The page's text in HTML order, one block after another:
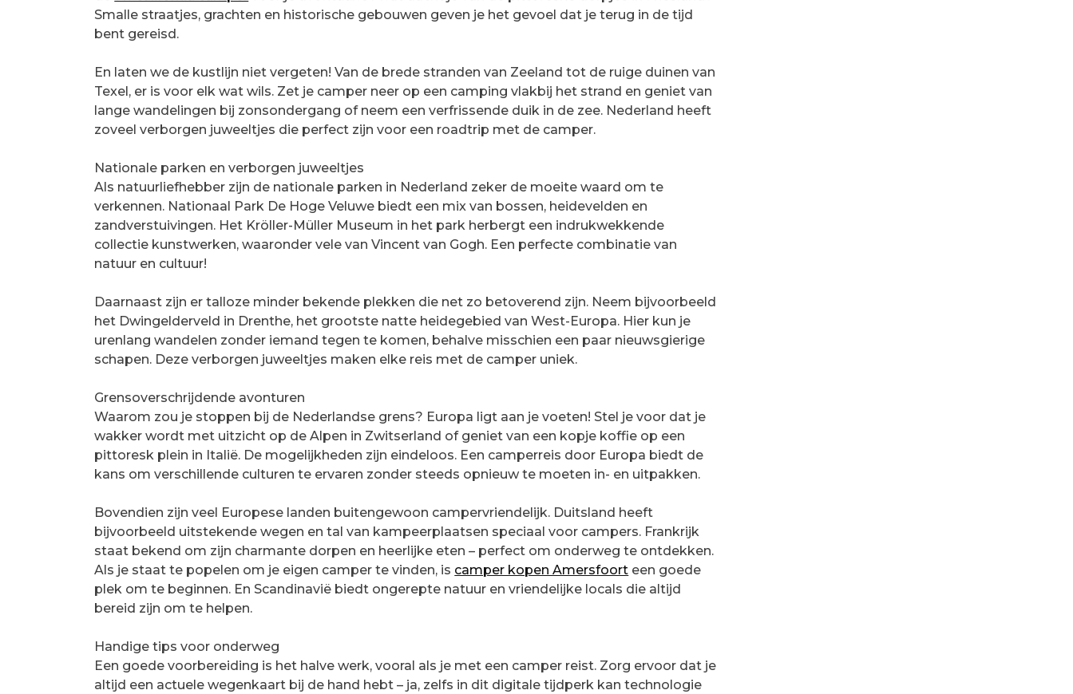
Smalle straatjes, grachten en historische gebouwen geven je het gevoel dat je terug in de tijd
bent gereisd.
En laten we de kustlijn niet vergeten! Van de brede stranden van Zeeland tot de ruige duinen van
Texel, er is voor elk wat wils. Zet je camper neer op een camping vlakbij het strand en geniet van
lange wandelingen bij zonsondergang of neem een verfrissende duik in de zee. Nederland heeft
zoveel verborgen juweeltjes die perfect zijn voor een roadtrip met de camper.
Nationale parken en verborgen juweeltjes
Als natuurliefhebber zijn de nationale parken in Nederland zeker de moeite waard om te
verkennen. Nationaal Park De Hoge Veluwe biedt een mix van bossen, heidevelden en
zandverstuivingen. Het Kröller-Müller Museum in het park herbergt een indrukwekkende
collectie kunstwerken, waaronder vele van Vincent van Gogh. Een perfecte combinatie van
natuur en cultuur!
Daarnaast zijn er talloze minder bekende plekken die net zo betoverend zijn. Neem bijvoorbeeld
het Dwingelderveld in Drenthe, het grootste natte heidegebied van West-Europa. Hier kun je
urenlang wandelen zonder iemand tegen te komen, behalve misschien een paar nieuwsgierige
schapen. Deze verborgen juweeltjes maken elke reis met de camper uniek.
Grensoverschrijdende avonturen
Waarom zou je stoppen bij de Nederlandse grens? Europa ligt aan je voeten! Stel je voor dat je
wakker wordt met uitzicht op de Alpen in Zwitserland of geniet van een kopje koffie op een
pittoresk plein in Italië. De mogelijkheden zijn eindeloos. Een camperreis door Europa biedt de
kans om verschillende culturen te ervaren zonder steeds opnieuw te moeten in- en uitpakken.
Bovendien zijn veel Europese landen buitengewoon campervriendelijk. Duitsland heeft
bijvoorbeeld uitstekende wegen en tal van kampeerplaatsen speciaal voor campers. Frankrijk
staat bekend om zijn charmante dorpen en heerlijke eten – perfect om onderweg te ontdekken.
Als je staat te popelen om je eigen camper te vinden, is camper kopen Amersfoort een goede
plek om te beginnen. En Scandinavië biedt ongerepte natuur en vriendelijke locals die altijd
bereid zijn om te helpen.
Handige tips voor onderweg
Een goede voorbereiding is het halve werk, vooral als je met een camper reist. Zorg ervoor dat je
altijd een actuele wegenkaart bij de hand hebt – ja, zelfs in dit digitale tijdperk kan technologie